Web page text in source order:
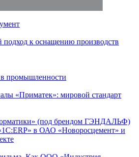
к оснащению производств
промышленности
«Приматек»: мировой стандарт
(под брендом ГЭНДАЛЬФ)
в ОАО «Новоросцемент» и